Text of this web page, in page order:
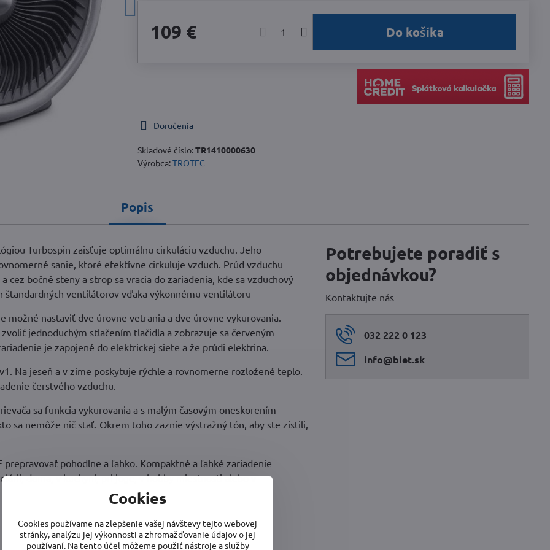
109 € Do košíka
Doručenia
Skladové číslo:TR1410000630
Výrobca:TROTEC
Popis
Turbospin zaisťuje optimálnu cirkuláciu vzduchu. Jeho
sanie, ktoré efektívne cirkuluje vzduch. Prúd vzduchu
bočné steny a strop sa vracia do zariadenia, kde sa vzduchový
štandardných ventilátorov vďaka výkonnému ventilátoru
možné nastaviť dve úrovne vetrania a dve úrovne vykurovania.
jednoduchým stlačením tlačidla a zobrazuje sa červeným
je zapojené do elektrickej siete a že prúdi elektrina.
Na jeseň a v zime poskytuje rýchle a rovnomerne rozložené teplo.
čerstvého vzduchu.
sa funkcia vykurovania a s malým časovým oneskorením
sa nemôže nič stať. Okrem toho zaznie výstražný tón, aby ste zistili,
pohodlne a ľahko. Kompaktné a ľahké zariadenie
doma, v kuchyni, pri joge, v hobby miestnosti alebo v
Potrebujete poradiť s
objednávkou?
Kontaktujte nás
032 222 0 123
info​@biet​.sk
Cookies
Cookies používame na zlepšenie vašej návštevy tejto webovej
stránky, analýzu jej výkonnosti a zhromažďovanie údajov o jej
používaní. Na tento účel môžeme použiť nástroje a služby